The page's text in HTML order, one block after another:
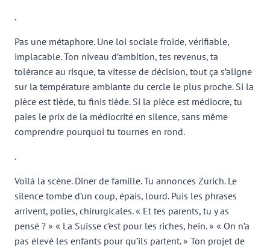
.
Pas une métaphore. Une loi sociale froide, vérifiable,
implacable. Ton niveau d’ambition, tes revenus, ta
tolérance au risque, ta vitesse de décision, tout ça s’aligne
sur la température ambiante du cercle le plus proche. Si la
pièce est tiède, tu finis tiède. Si la pièce est médiocre, tu
paies le prix de la médiocrité en silence, sans même
comprendre pourquoi tu tournes en rond.
.
Voilà la scène. Dîner de famille. Tu annonces Zurich. Le
silence tombe d’un coup, épais, lourd. Puis les phrases
arrivent, polies, chirurgicales. « Et tes parents, tu y as
pensé ? » « La Suisse c’est pour les riches, hein. » « On n’a
pas élevé les enfants pour qu’ils partent. » Ton projet de